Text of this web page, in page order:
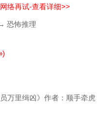
络再试-查看详细>>
恐怖推理
万里缉凶》作者：顺手牵虎